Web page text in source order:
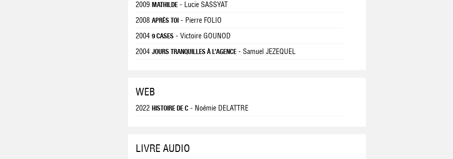
2009 MATHILDE - Lucie SASSYAT
2008 APRÈS TOI - Pierre FOLIO
2004 9 CASES - Victoire GOUNOD
2004 JOURS TRANQUILLES À L’AGENCE - Samuel JEZEQUEL
WEB
2022 HISTOIRE DE C - Noémie DELATTRE
LIVRE AUDIO